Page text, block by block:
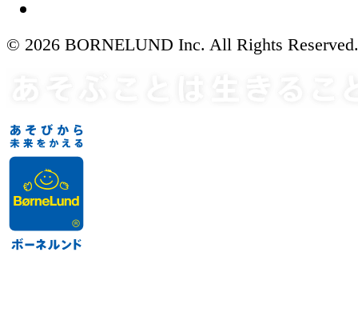
© 2026 BORNELUND Inc. All Rights Reserved.